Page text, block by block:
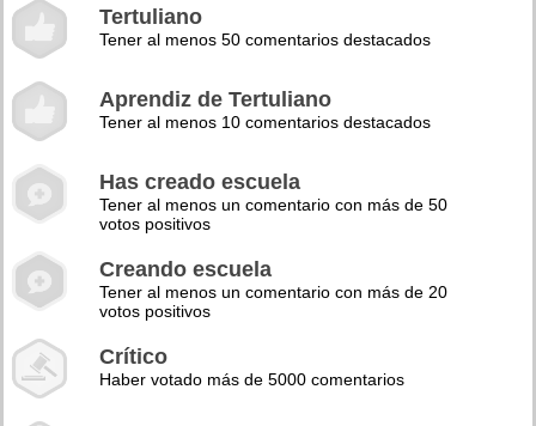
Tertuliano
Tener al menos 50 comentarios destacados
Aprendiz de Tertuliano
Tener al menos 10 comentarios destacados
Has creado escuela
Tener al menos un comentario con más de 50
votos positivos
Creando escuela
Tener al menos un comentario con más de 20
votos positivos
Crítico
Haber votado más de 5000 comentarios